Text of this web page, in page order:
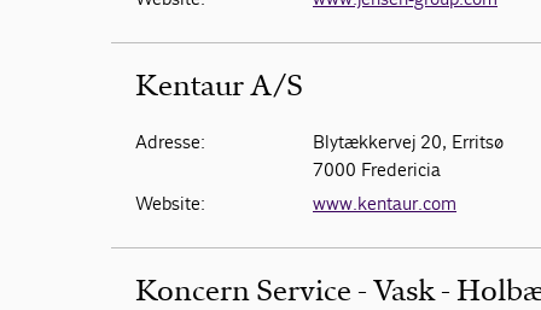
Kentaur A/S
Adresse:
Blytækkervej 20, Erritsø
7000 Fredericia
Website:
www.kentaur.com
Koncern Service - Vask -